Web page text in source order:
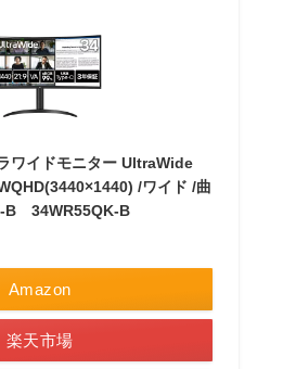
ワイドモニター UltraWide
/ワイド /曲
B 34WR55QK-B
Amazon
楽天市場